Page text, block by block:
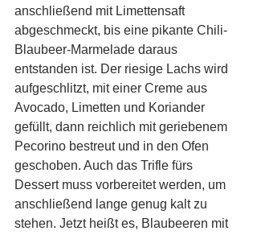
anschließend mit Limettensaft
abgeschmeckt, bis eine pikante Chili-
Blaubeer-Marmelade daraus
entstanden ist. Der riesige Lachs wird
aufgeschlitzt, mit einer Creme aus
Avocado, Limetten und Koriander
gefüllt, dann reichlich mit geriebenem
Pecorino bestreut und in den Ofen
geschoben. Auch das Trifle fürs
Dessert muss vorbereitet werden, um
anschließend lange genug kalt zu
stehen. Jetzt heißt es, Blaubeeren mit